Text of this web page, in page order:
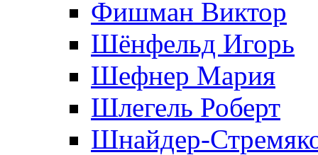
Фишман Виктор
Шёнфельд Игорь
Шефнер Мария
Шлегель Роберт
Шнайдер-